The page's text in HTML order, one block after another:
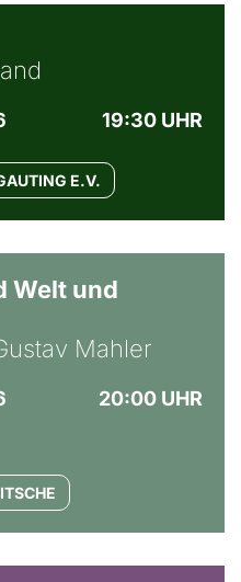
19:30 UHR
E.V.
Welt und
Mahler
20:00 UHR